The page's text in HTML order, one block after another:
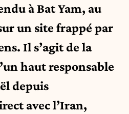
à Bat Yam, au
un site frappé par
Il s’agit de la
haut responsable
depuis
avec l’Iran,